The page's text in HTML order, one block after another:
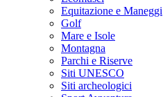
Equitazione e Maneggi
Golf
Mare e Isole
Montagna
Parchi e Riserve
Siti UNESCO
Siti archeologici